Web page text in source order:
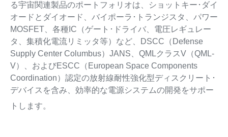
る宇宙関連製品のポートフォリオは、ショットキー･ダイ
オードとダイオード、バイポーラ･トランジスタ、パワー
MOSFET、各種IC（ゲート･ドライバ、電圧レギュレー
タ、集積化電流リミッタ等）など、DSCC（Defense
Supply Center Columbus）JANS、QMLクラスV（QML-
V）、およびESCC（European Space Components
Coordination）認定の放射線耐性強化型ディスクリート･
デバイスを含み、効率的な電源システムの開発をサポー
トします。